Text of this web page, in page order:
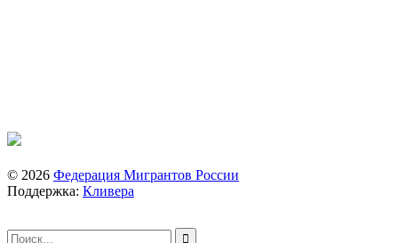
© 2026 Федерация Мигрантов России
Поддержка: Кливера